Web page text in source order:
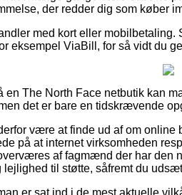
der redder dig som køber
med kort eller
eksempel ViaBill, for så vidt du
en The North Face netbutik kan
det er bare en tidskrævende
være at finde ud af om
på at internet virksomheden
af fagmænd der har den
lejlighed til støtte, såfremt du
er sat ind i de mest aktuelle